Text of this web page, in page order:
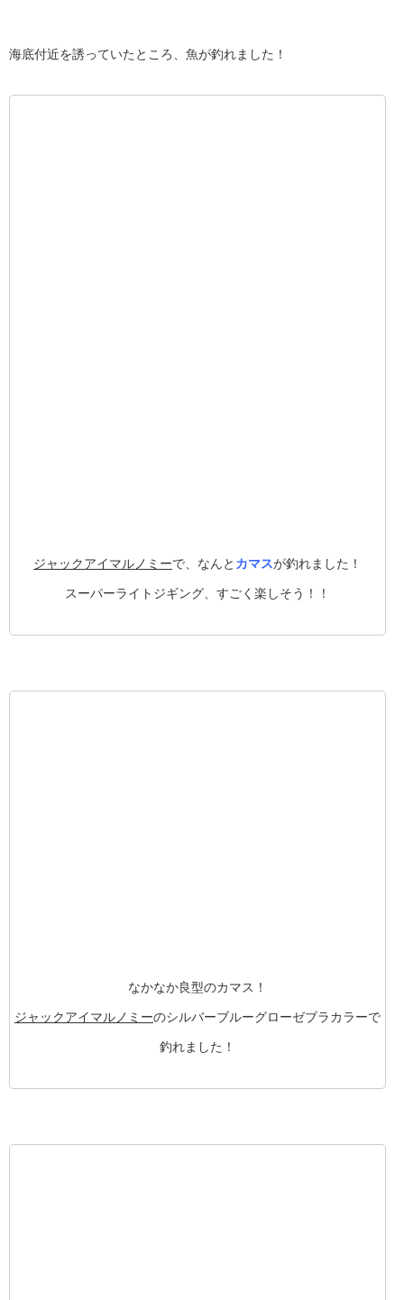
海底付近を誘っていたところ、魚が釣れました！
ジャックアイマルノミーで、なんと カマスが釣れました！
スーパーライトジギング、すごく楽しそう！！
なかなか良型のカマス！
ジャックアイマルノミーのシルバーブルーグローゼブラカラーで
釣れました！